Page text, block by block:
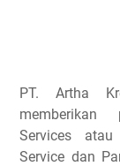
PT. Artha
memberikan
Services
Service dan